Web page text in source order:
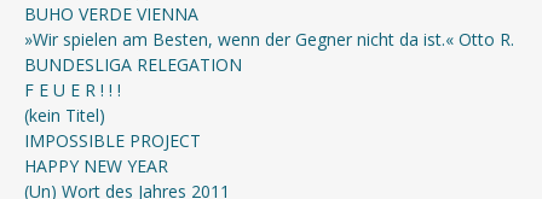
BUHO VERDE VIENNA
»Wir spielen am Besten, wenn der Gegner nicht da ist.« Otto R.
BUNDESLIGA RELEGATION
F E U E R ! ! !
(kein Titel)
IMPOSSIBLE PROJECT
HAPPY NEW YEAR
(Un) Wort des Jahres 2011